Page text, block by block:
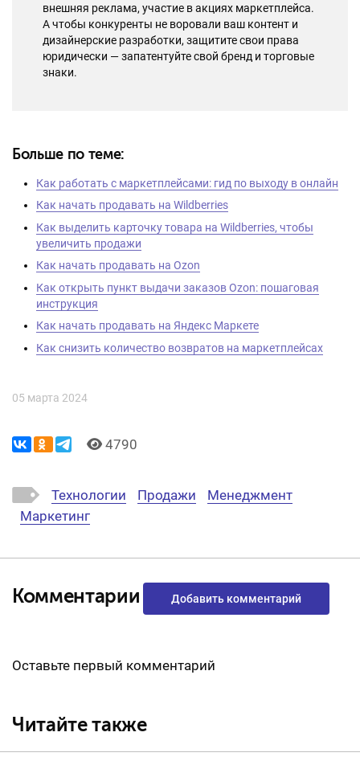
внешняя реклама, участие в акциях маркетплейса.
А чтобы конкуренты не воровали ваш контент и
дизайнерские разработки, защитите свои права
юридически — запатентуйте свой бренд и торговые
знаки.
Больше по теме:
Как работать с маркетплейсами: гид по выходу в онлайн
Как начать продавать на Wildberries
Как выделить карточку товара на Wildberries, чтобы
увеличить продажи
Как начать продавать на Ozon
Как открыть пункт выдачи заказов Ozon: пошаговая
инструкция
Как начать продавать на Яндекс Маркете
Как снизить количество возвратов на маркетплейсах
05 марта 2024
4790
Технологии Продажи
Менеджмент
Маркетинг
Комментарии Добавить комментарий
Оставьте первый комментарий
Читайте также